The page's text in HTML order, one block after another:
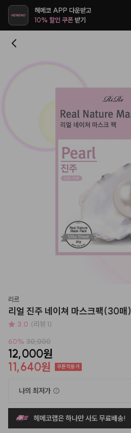
헤메코 APP 다운받고
10% 할인 쿠폰받기
리르
리얼 진주 네이쳐 마스크팩(30매)
3.0 (리뷰 1)
60% 30,000
12,000원
11,640원
쿠폰적용가
나의 최저가
헤메코랩은 하나만 사도 무료배송!